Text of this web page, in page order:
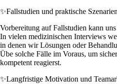
✨Fallstudien und praktische Szenarien
Vorbereitung auf Fallstudien kann
In vielen medizinischen Interviews
in denen wir Lösungen oder
Übe solche Fälle im Voraus, um
kompetent reagierst.
✨Langfristige Motivation und